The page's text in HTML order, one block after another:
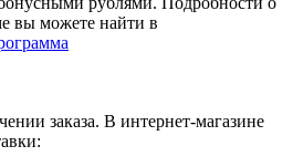
вы можете найти в
заказа. В интернет-магазине